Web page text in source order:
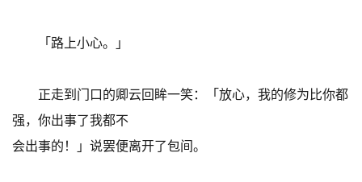
「路上小心。」
正走到门口的卿云回眸一笑：「放心，我的修为比你都
强，你出事了我都不
会出事的！」说罢便离开了包间。